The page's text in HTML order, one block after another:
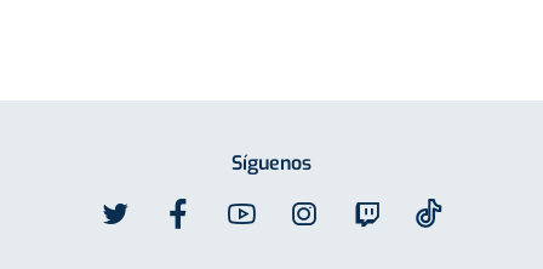
Síguenos